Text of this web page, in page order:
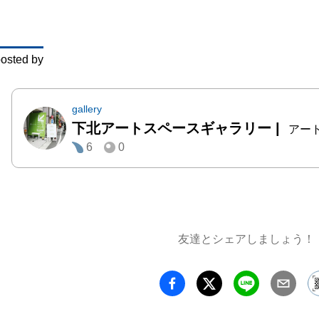
by
gallery
下北アートスペースギャラリー |
アー
6
0
友達とシェアしましょう！